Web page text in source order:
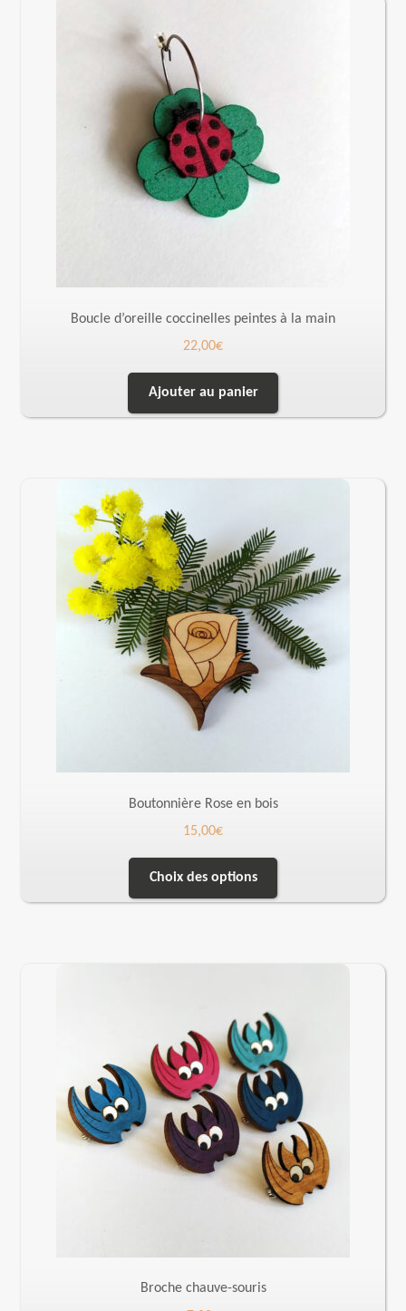
Boucle d’oreille coccinelles peintes à la main
22,00€
Ajouter au panier
Boutonnière Rose en bois
15,00€
Choix des options
Broche chauve-souris